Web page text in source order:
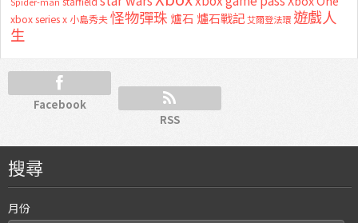
xbox series x 小島秀夫怪物彈珠 爐石 爐石戰記艾爾登法環 遊戲人
生
Facebook
RSS
搜尋
月份